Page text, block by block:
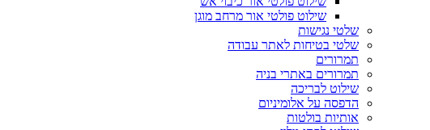
שילוט פולטי אור מרחב מוגן
שלטי נגישות
שלטי בטיחות לאתר עבודה
תמרורים
תמרורים באתרי בניה
שילוט לבריכה
הדפסה על אלומיניום
אותיות בולטות